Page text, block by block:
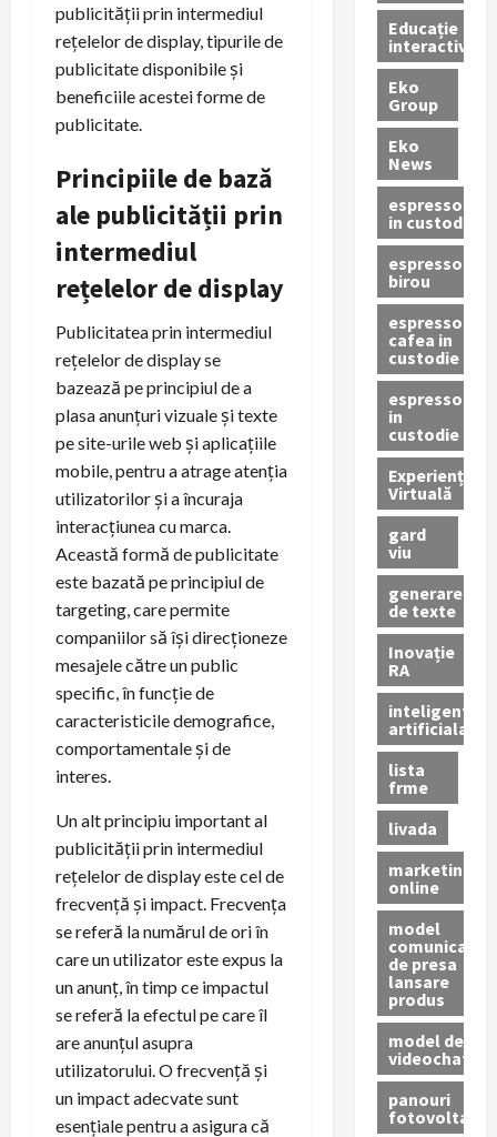
publicității prin intermediul
rețelelor de display, tipurile de
publicitate disponibile și
beneficiile acestei forme de
publicitate.
Principiile de bază
ale publicității prin
intermediul
rețelelor de display
Publicitatea prin intermediul
rețelelor de display se
bazează pe principiul de a
plasa anunțuri vizuale și texte
pe site-urile web și aplicațiile
mobile, pentru a atrage atenția
utilizatorilor și a încuraja
interacțiunea cu marca.
Această formă de publicitate
este bazată pe principiul de
targeting, care permite
companiilor să își direcționeze
mesajele către un public
specific, în funcție de
caracteristicile demografice,
comportamentale și de
interes.
Un alt principiu important al
publicității prin intermediul
rețelelor de display este cel de
frecvență și impact. Frecvența
se referă la numărul de ori în
care un utilizator este expus la
un anunț, în timp ce impactul
se referă la efectul pe care îl
are anunțul asupra
utilizatorului. O frecvență și
un impact adecvate sunt
esențiale pentru a asigura că
Educație
interactivă
Eko
Group
Eko
News
espressoare
in custodie
espressor
birou
espressor
cafea in
custodie
espressor
in
custodie
Experiență
Virtuală
gard
viu
generare
de texte
Inovație
RA
inteligenta
artificiala
lista
frme
livada
marketing
online
model
comunicat
de presa
lansare
produs
model de
videochat
panouri
fotovoltaice